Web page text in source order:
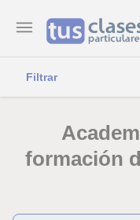
Filtrar
formación